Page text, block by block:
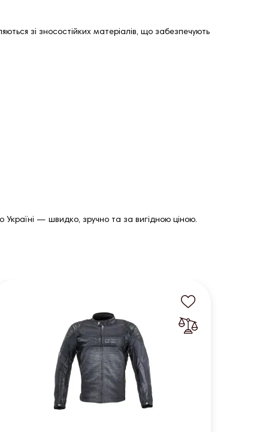
зі зносостійких матеріалів, що забезпечують
— швидко, зручно та за вигідною ціною.